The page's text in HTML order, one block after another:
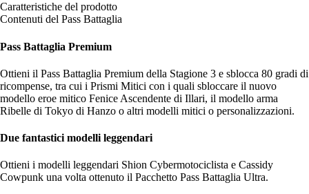
Caratteristiche del prodotto
Contenuti del Pass Battaglia
Pass Battaglia Premium
Ottieni il Pass Battaglia Premium della Stagione 3 e sblocca 80 gradi di
ricompense, tra cui i Prismi Mitici con i quali sbloccare il nuovo
modello eroe mitico Fenice Ascendente di Illari, il modello arma
Ribelle di Tokyo di Hanzo o altri modelli mitici o personalizzazioni.
Due fantastici modelli leggendari
Ottieni i modelli leggendari Shion Cybermotociclista e Cassidy
Cowpunk una volta ottenuto il Pacchetto Pass Battaglia Ultra.